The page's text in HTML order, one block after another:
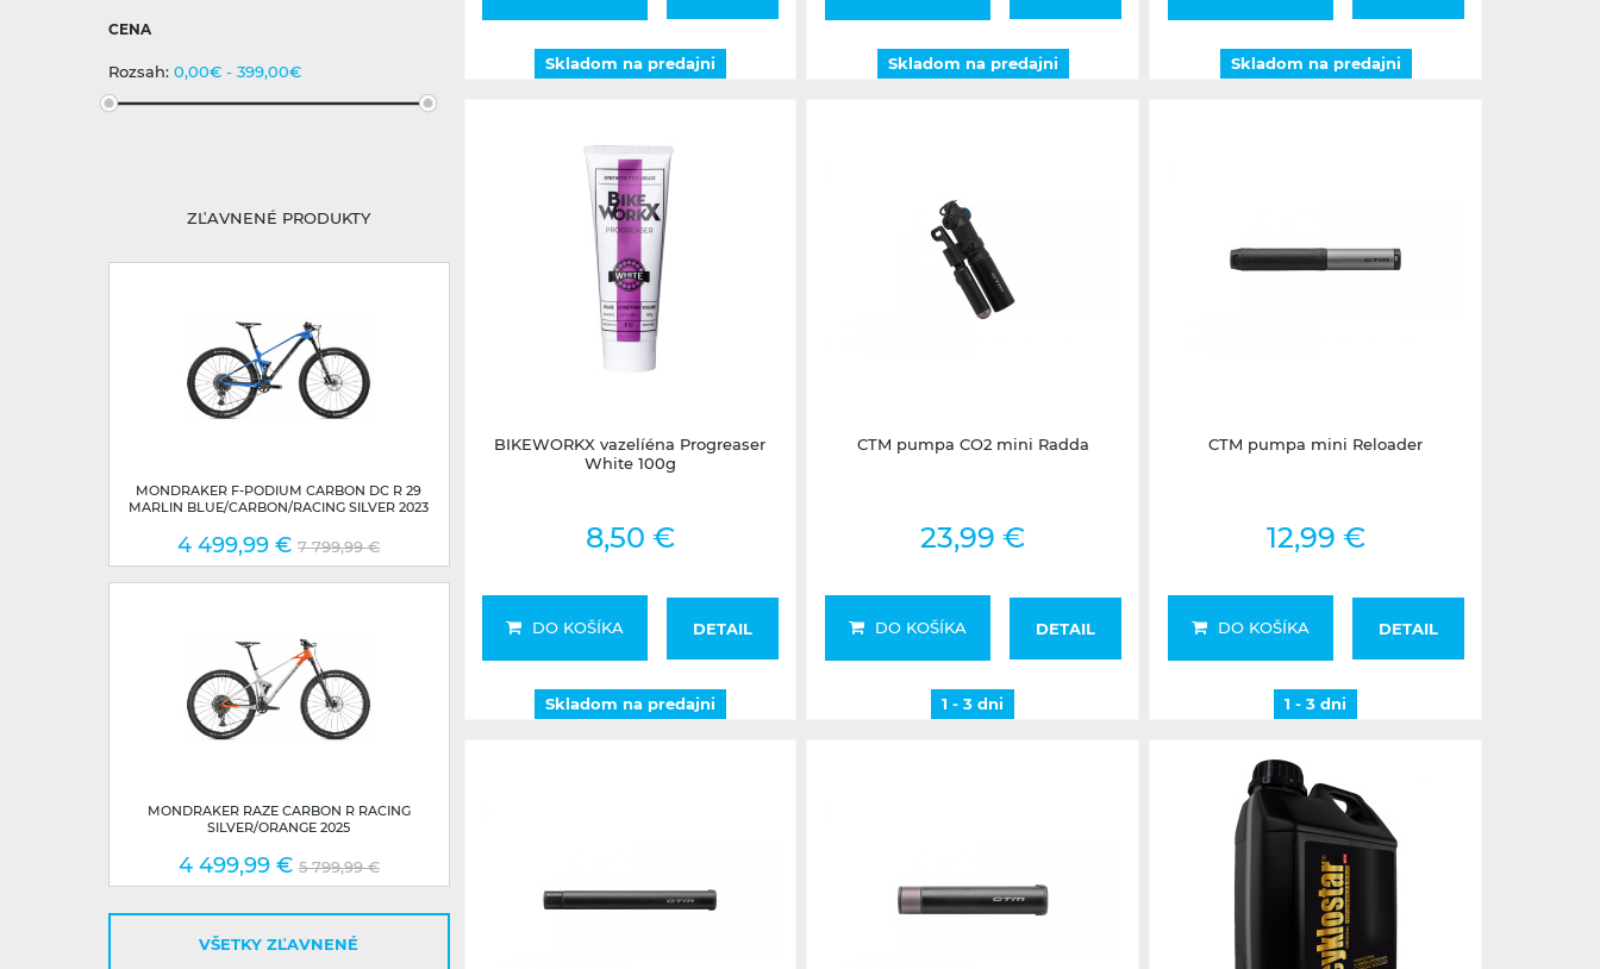
CENA
Rozsah: 0,00€ - 399,00€
ZĽAVNENÉ PRODUKTY
MONDRAKER F-PODIUM CARBON DC R 29
MARLIN BLUE/CARBON/RACING SILVER 2023
4 499,99 € 7 799,99 €
MONDRAKER RAZE CARBON R RACING
SILVER/ORANGE 2025
4 499,99 € 5 799,99 €
VŠETKY ZĽAVNENÉ
Skladom na predajni Skladom na predajni Skladom na predajni
BIKEWORKX vazelíéna Progreaser
White 100g
8,50 €
DO KOŠÍKA DETAIL
Skladom na predajni
CTM pumpa CO2 mini Radda
23,99 €
DO KOŠÍKA DETAIL
1 - 3 dni
CTM pumpa mini Reloader
12,99 €
DO KOŠÍKA DETAIL
1 - 3 dni